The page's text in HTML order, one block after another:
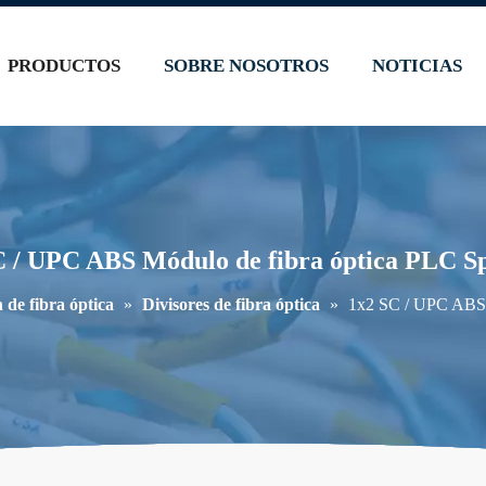
PRODUCTOS SOBRE NOSOTROS NOTICIAS
/ UPC ABS Módulo de fibra óptica PLC
de fibra óptica » Divisores de fibra óptica » 1x2 SC / UPC